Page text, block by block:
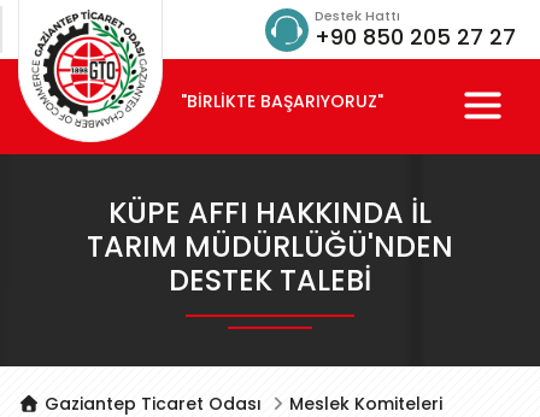
Destek Hattı
+90 850 205 27 27
"BİRLİKTE BAŞARIYORUZ"
KÜPE AFFI HAKKINDA İL
TARIM MÜDÜRLÜĞÜ'NDEN
DESTEK TALEBI
Gaziantep Ticaret Odası
Meslek Komiteleri